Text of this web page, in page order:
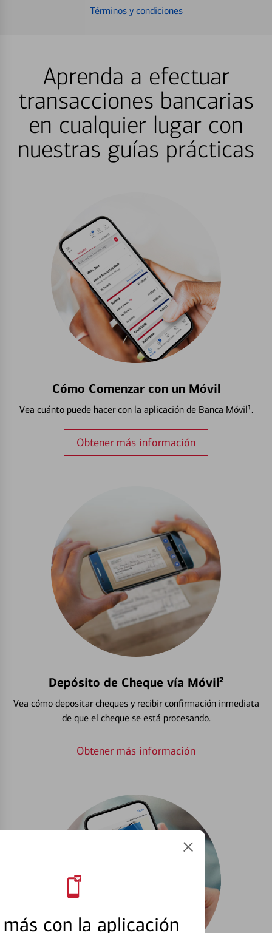
con la aplicación
Términos y condiciones
Aprenda a efectuar
transacciones bancarias
en cualquier lugar con
nuestras guías prácticas
Cómo Comenzar con un Móvil
Vea cuánto puede hacer con la aplicación de Banca Móvil¹.
Obtener más información
Depósito de Cheque vía Móvil²
Vea cómo depositar cheques y recibir confirmación inmediata
de que el cheque se está procesando.
Obtener más información